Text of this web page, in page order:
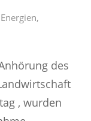
,
des
, wurden